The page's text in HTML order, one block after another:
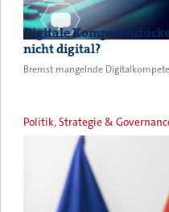
Digitale
nicht digital?
Bremst mangelnde
Politik, Strategie &